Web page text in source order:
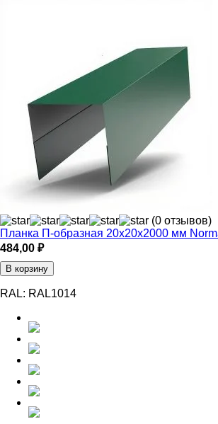
(0 отзывов)
Планка П-образная 20х20х2000 мм
484,00 ₽
В корзину
RAL: RAL1014